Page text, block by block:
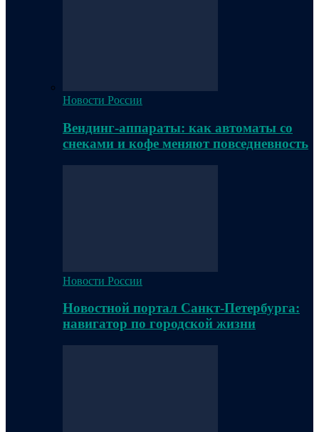
Новости России
Вендинг-аппараты: как автоматы со
снеками и кофе меняют повседневность
Новости России
Новостной портал Санкт-Петербурга:
навигатор по городской жизни